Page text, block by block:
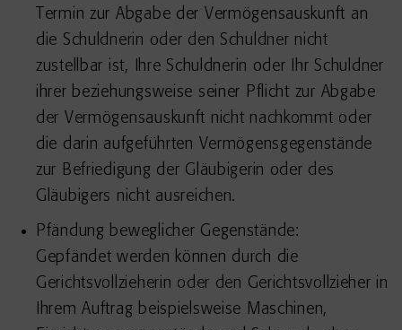
Termin zur Abgabe der Vermögensauskunft an
die Schuldnerin oder den Schuldner nicht
zustellbar ist, Ihre Schuldnerin oder Ihr Schuldner
ihrer beziehungsweise seiner Pflicht zur Abgabe
der Vermögensauskunft nicht nachkommt oder
die darin aufgeführten Vermögensgegenstände
zur Befriedigung der Gläubigerin oder des
Gläubigers nicht ausreichen.
Pfändung beweglicher Gegenstände:
Gepfändet werden können durch die
Gerichtsvollzieherin oder den Gerichtsvollzieher in
Ihrem Auftrag beispielsweise Maschinen,